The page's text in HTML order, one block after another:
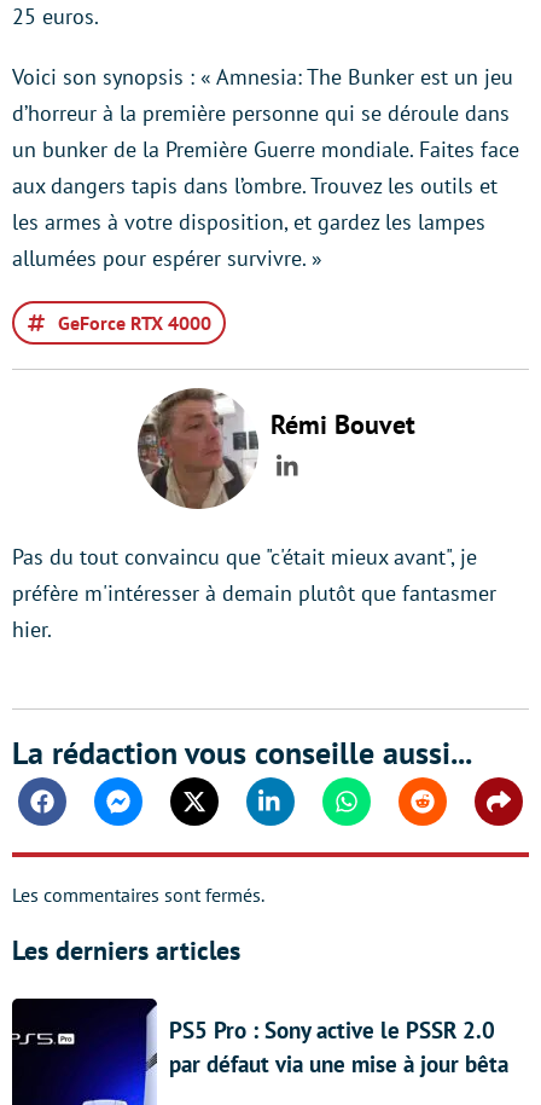
25 euros.
Voici son synopsis : « Amnesia: The Bunker est un jeu
d’horreur à la première personne qui se déroule dans
un bunker de la Première Guerre mondiale. Faites face
aux dangers tapis dans l’ombre. Trouvez les outils et
les armes à votre disposition, et gardez les lampes
allumées pour espérer survivre. »
GeForce RTX 4000
Rémi Bouvet
LinkedIn
Pas du tout convaincu que "c'était mieux avant", je
préfère m'intéresser à demain plutôt que fantasmer
hier.
La rédaction vous conseille aussi...
FacebookMessengerTwitter Linkedin WhatsappReddit
Les commentaires sont fermés.
Les derniers articles
PS5 Pro : Sony active le PSSR 2.0
par défaut via une mise à jour bêta